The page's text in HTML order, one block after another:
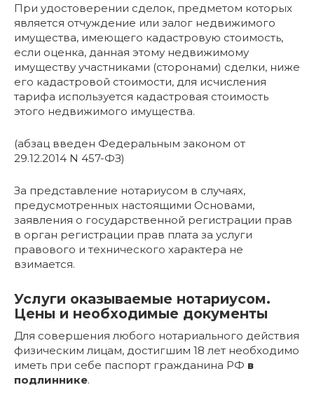
При удостоверении сделок, предметом которых
является отчуждение или залог недвижимого
имущества, имеющего кадастровую стоимость,
если оценка, данная этому недвижимому
имуществу участниками (сторонами) сделки, ниже
его кадастровой стоимости, для исчисления
тарифа используется кадастровая стоимость
этого недвижимого имущества.
(абзац введен Федеральным законом от
29.12.2014 N 457-ФЗ)
За представление нотариусом в случаях,
предусмотренных настоящими Основами,
заявления о государственной регистрации прав
в орган регистрации прав плата за услуги
правового и технического характера не
взимается.
Услуги оказываемые нотариусом.
Цены и необходимые документы
Для совершения любого нотариального действия
физическим лицам, достигшим 18 лет необходимо
иметь при себе паспорт гражданина РФ в
подлиннике.